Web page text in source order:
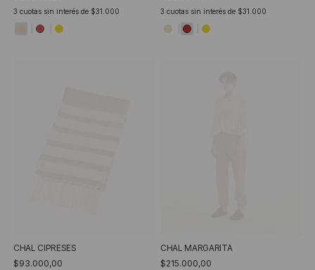
3 cuotas sin interés de $31.000 3 cuotas sin interés de $31.000
CHAL CIPRESES
$93.000,00
CHAL MARGARITA
$215.000,00